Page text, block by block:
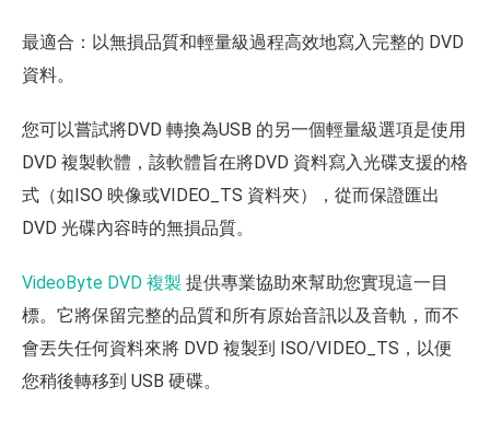
最適合：以無損品質和輕量級過程高效地寫入完整的 DVD
資料。
您可以嘗試將DVD 轉換為USB 的另一個輕量級選項是使用
DVD 複製軟體，該軟體旨在將DVD 資料寫入光碟支援的格
式（如ISO 映像或VIDEO_TS 資料夾），從而保證匯出
DVD 光碟內容時的無損品質。
VideoByte DVD 複製 提供專業協助來幫助您實現這一目
標。它將保留完整的品質和所有原始音訊以及音軌，而不
會丟失任何資料來將 DVD 複製到 ISO/VIDEO_TS，以便
您稍後轉移到 USB 硬碟。